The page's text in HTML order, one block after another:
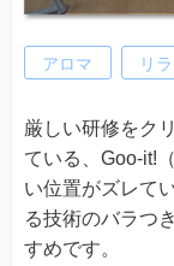
アロマ リ
厳しい研修をク
ている、Goo-it!
い位置がズレて
る技術のバラつ
すめです。